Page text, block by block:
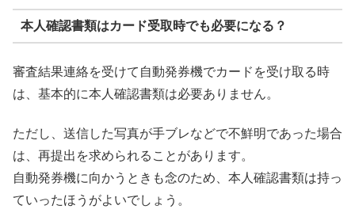
本人確認書類はカード受取時でも必要になる？
審査結果連絡を受けて自動発券機でカードを受け取る時
は、基本的に本人確認書類は必要ありません。
ただし、送信した写真が手ブレなどで不鮮明であった場合
は、再提出を求められることがあります。
自動発券機に向かうときも念のため、本人確認書類は持っ
ていったほうがよいでしょう。